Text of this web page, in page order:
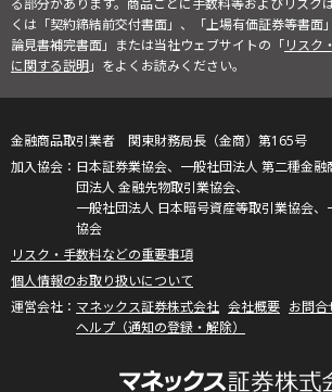
くは「契約締結前交付書面」、「上場有価証券等書面
論見書補完書面」または当社ウェブサイトの「リスク
に関する説明」をよくお読みください。
金融商品取引業者 関東財務局長（金商）第165号
日本証券業協会、一般社団法人 第二種金
団法人 金融先物取引業協会、
一般社団法人 日本暗号資産等取引業協会
協会
リスク・手数料などの重要事項
個人情報のお取り扱いについて
マネックス証券株式会社 会社概要 お問合
ヘルプ（通知の登録・解除）